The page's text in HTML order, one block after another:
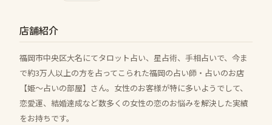
店舗紹介
福岡市中央区大名にてタロット占い、星占術、手相占いで、今ま
で約3万人以上の方を占ってこられた福岡の占い師・占いのお店
【姫～占いの部屋】さん。女性のお客様が特に多いようでして、
恋愛運、結婚達成など数多くの女性の恋のお悩みを解決した実績
をお持ちです。